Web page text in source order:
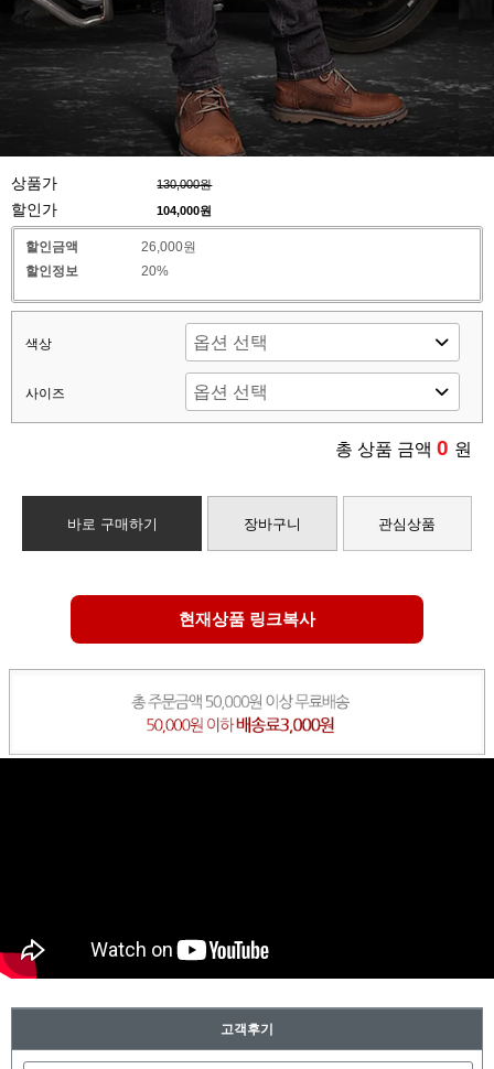
상품가 130,000원
할인가 104,000원
할인금액
26,000원
할인정보
20%
색상
사이즈
총 상품 금액 0 원
바로 구매하기 장바구니 관심상품
현재상품 링크복사
고객후기